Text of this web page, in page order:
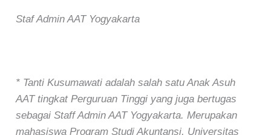
Staf Admin AAT Yogyakarta
* Tanti Kusumawati adalah salah satu Anak Asuh
AAT tingkat Perguruan Tinggi yang juga bertugas
sebagai Staff Admin AAT Yogyakarta. Merupakan
mahasiswa Program Studi Akuntansi, Universitas